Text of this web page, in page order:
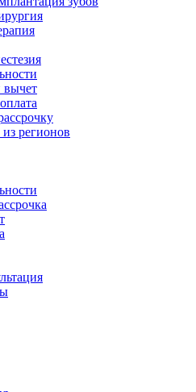
вычет
регионов